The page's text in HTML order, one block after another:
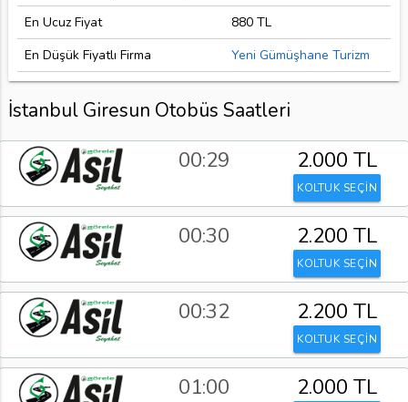
En Ucuz Fiyat
880 TL
En Düşük Fiyatlı Firma
Yeni Gümüşhane Turizm
İstanbul Giresun Otobüs Saatleri
00:29 2.000 TL
KOLTUK SEÇİN
00:30 2.200 TL
KOLTUK SEÇİN
00:32 2.200 TL
KOLTUK SEÇİN
01:00 2.000 TL